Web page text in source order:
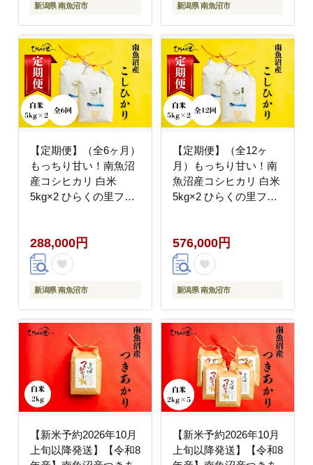
新潟県 南魚沼市 新潟県 南魚沼市
【定期便】（全6ヶ月）
もっちり甘い！南魚沼
産コシヒカリ 白米
5kg×2 ひらくの里ファ
り コシヒカリ 魚沼産
新潟米 産地直送 お米
米 こめ コメ ご飯 御飯
ごはん】
288,000円
新潟県 南魚沼市
【定期便】（全12ヶ
月）もっちり甘い！南
魚沼産コシヒカリ 白米
5kg×2 ひらくの里ファ
り コシヒカリ 魚沼産
新潟米 産地直送 お米
米 こめ コメ ご飯 御飯
ごはん】
576,000円
新潟県 南魚沼市
【新米予約2026年10月
上旬以降発送】【令和8
【新米予約2026年10月
上旬以降発送】【令和8